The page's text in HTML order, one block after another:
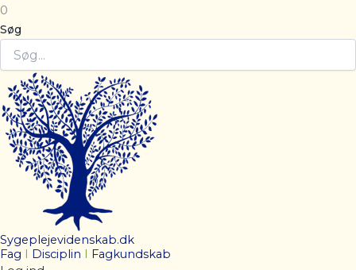
0
Søg
Sygeplejevidenskab.dk
Fag
Disciplin
Fagkundskab